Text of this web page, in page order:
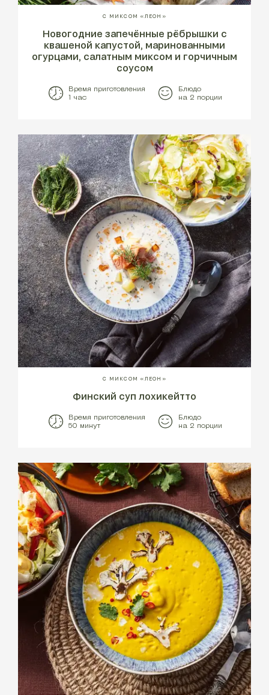
С МИКСОМ «ЛЕОН»
Новогодние запечённые рёбрышки с
квашеной капустой, маринованными
огурцами, салатным миксом и горчичным
соусом
Время приготовления
1 час
Блюдо
на 2 порции
С МИКСОМ «ЛЕОН»
Финский суп лохикейтто
Время приготовления
50 минут
Блюдо
на 2 порции